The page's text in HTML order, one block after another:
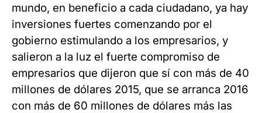
mundo, en beneficio a cada ciudadano, ya hay
inversiones fuertes comenzando por el
gobierno estimulando a los empresarios, y
salieron a la luz el fuerte compromiso de
empresarios que dijeron que sí con más de 40
millones de dólares 2015, que se arranca 2016
con más de 60 millones de dólares más las